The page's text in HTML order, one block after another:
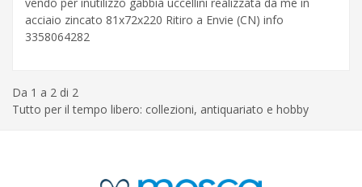
acciaio zincato 81x72x220 Ritiro a Envie (CN) info
3358064282
Da 1 a 2 di 2
Tutto per il tempo libero: collezioni, antiquariato e hobby